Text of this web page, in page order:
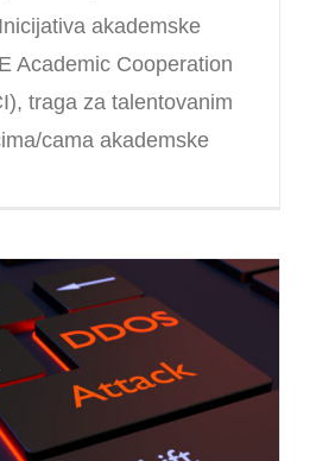
akademske
Academic Cooperation
traga za talentovanim
cama akademske